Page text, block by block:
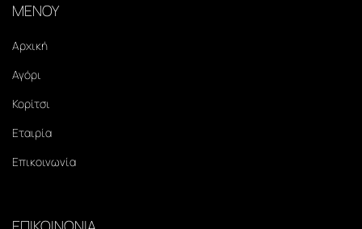
ΜΕΝΟΥ
Αρχική
Αγόρι
Κορίτσι
Εταιρία
Επικοινωνία